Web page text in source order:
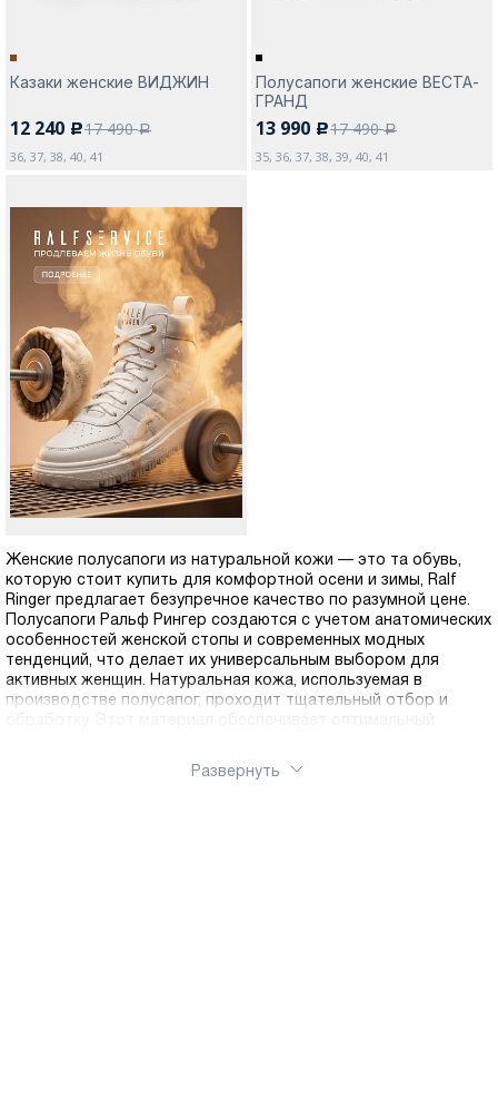
Казаки женские ВИДЖИН
12 240 c17 490a
36, 37, 38, 40, 41
Полусапоги женские ВЕСТА-
ГРАНД
13 990 c17 490a
35, 36, 37, 38, 39, 40, 41
Женские полусапоги из натуральной кожи — это та обувь,
которую стоит купить для комфортной осени и зимы, Ralf
Ringer предлагает безупречное качество по разумной цене.
Полусапоги Ральф Рингер создаются с учетом анатомических
особенностей женской стопы и современных модных
тенденций, что делает их универсальным выбором для
активных женщин. Натуральная кожа, используемая в
производстве полусапог, проходит тщательный отбор и
оставаться в комфорте в течение всего дня. Коллекция
полусапог в нашем интернет-магазине включает модели для
Развернуть